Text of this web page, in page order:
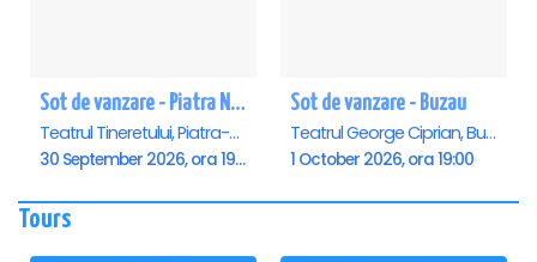
Sot de vanzare - Piatra Neamt
Teatrul Tineretului, Piatra-Neamt
30 September 2026, ora 19:00
Sot de vanzare - Buzau
Teatrul George Ciprian, Buzau
1 October 2026, ora 19:00
Tours